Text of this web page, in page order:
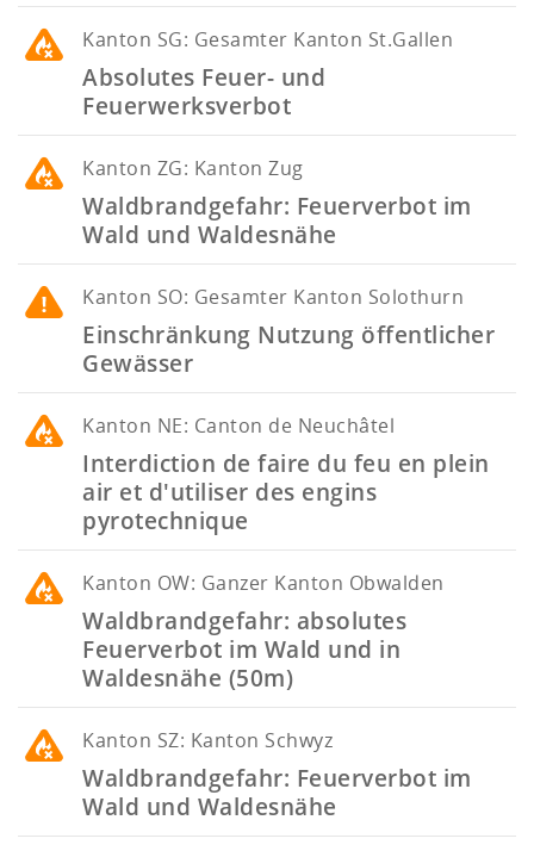
Kanton SG: Gesamter Kanton St.Gallen
Absolutes Feuer- und
Feuerwerksverbot
Kanton ZG: Kanton Zug
Waldbrandgefahr: Feuerverbot im
Wald und Waldesnähe
Kanton SO: Gesamter Kanton Solothurn
Einschränkung Nutzung öffentlicher
Gewässer
Kanton NE: Canton de Neuchâtel
Interdiction de faire du feu en plein
air et d'utiliser des engins
pyrotechnique
Kanton OW: Ganzer Kanton Obwalden
Waldbrandgefahr: absolutes
Feuerverbot im Wald und in
Waldesnähe (50m)
Kanton SZ: Kanton Schwyz
Waldbrandgefahr: Feuerverbot im
Wald und Waldesnähe